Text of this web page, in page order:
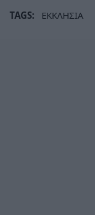
TAGS: ΕΚΚΛΗΣΙΑ